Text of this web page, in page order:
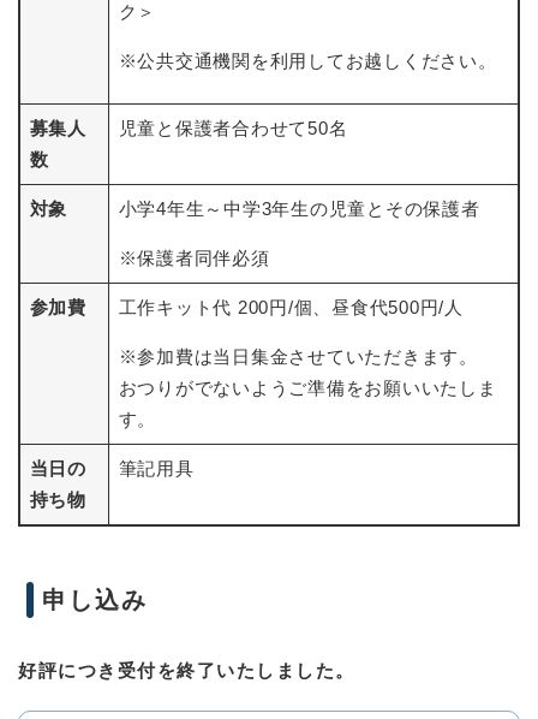
ク＞
※公共交通機関を利用してお越しください。
募集人
数
児童と保護者合わせて50名
対象 小学4年生～中学3年生の児童とその保護者
※保護者同伴必須
参加費 工作キット代 200円/個、昼食代500円/人
※参加費は当日集金させていただきます。
おつりがでないようご準備をお願いいたしま
す。
当日の
持ち物
筆記用具
申し込み
好評につき受付を終了いたしました。